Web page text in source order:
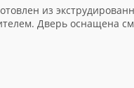
из
Дверь оснащена